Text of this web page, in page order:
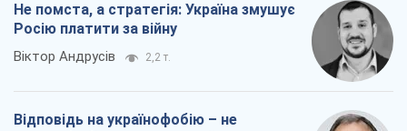
Не помста, а стратегія: Україна змушує
Росію платити за війну
Віктор Андрусів 2,2 т.
Відповідь на українофобію – не